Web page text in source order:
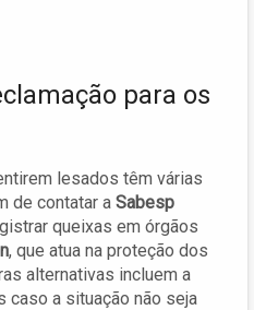
para os
lesados têm várias
de contatar a Sabesp
queixas em órgãos
, que atua na proteção dos
alternativas incluem a
a situação não seja